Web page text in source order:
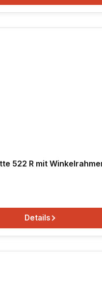
522 R mit
Details